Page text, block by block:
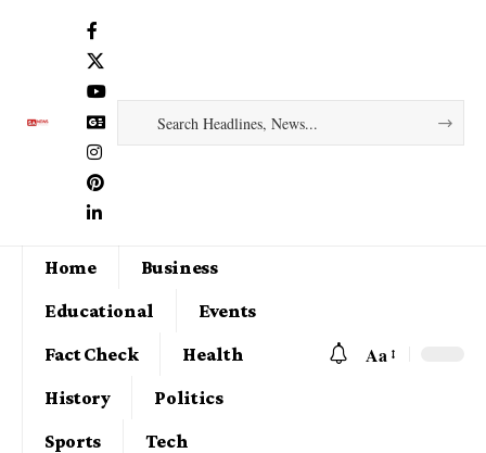
Home
Business
Educational
Events
Fact Check
Health
History
Politics
Sports
Tech
Aa